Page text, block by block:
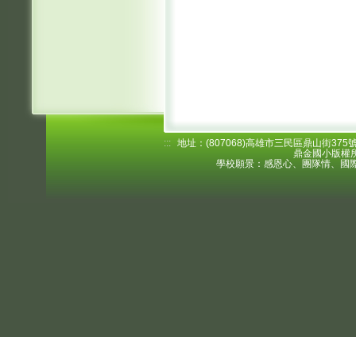
::: 地址：(807068)高雄市三民區鼎山街
鼎金國小版權
學校願景：感恩心、團隊情、國